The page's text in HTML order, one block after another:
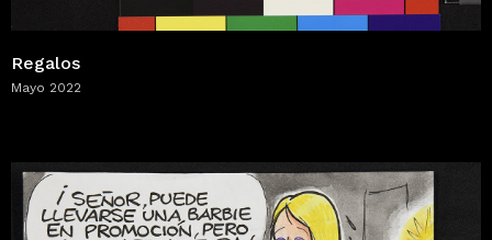
Regalos
Mayo 2022